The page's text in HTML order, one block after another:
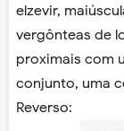
elzevir,
vergônteas de
proximais com
conjunto, uma
Reverso: